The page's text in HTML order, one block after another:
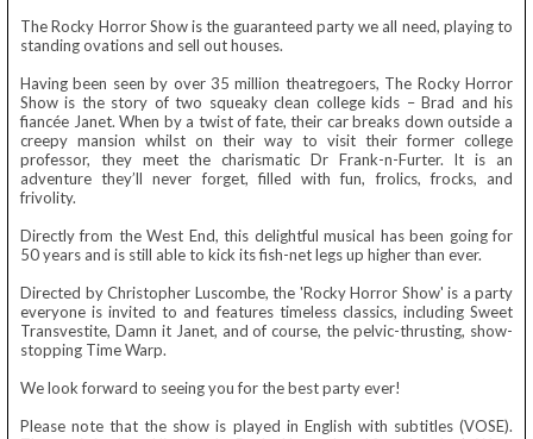
The Rocky Horror Show is the guaranteed party we all need, playing to
standing ovations and sell out houses.
Having been seen by over 35 million theatregoers, The Rocky Horror
Show is the story of two squeaky clean college kids – Brad and his
fiancée Janet. When by a twist of fate, their car breaks down outside a
creepy mansion whilst on their way to visit their former college
professor, they meet the charismatic Dr Frank-n-Furter. It is an
adventure they’ll never forget, filled with fun, frolics, frocks, and
frivolity.
Directly from the West End, this delightful musical has been going for
50 years and is still able to kick its fish-net legs up higher than ever.
Directed by Christopher Luscombe, the 'Rocky Horror Show' is a party
everyone is invited to and features timeless classics, including Sweet
Transvestite, Damn it Janet, and of course, the pelvic-thrusting, show-
stopping Time Warp.
We look forward to seeing you for the best party ever!
Please note that the show is played in English with subtitles (VOSE).